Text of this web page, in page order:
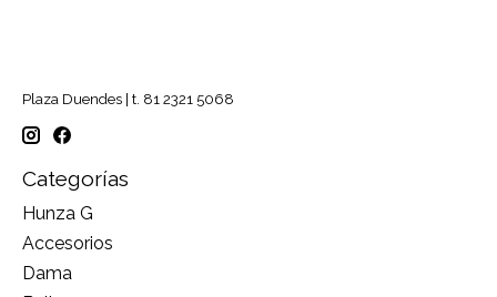
Plaza Duendes | t. 81 2321 5068
Categorías
Hunza G
Accesorios
Dama